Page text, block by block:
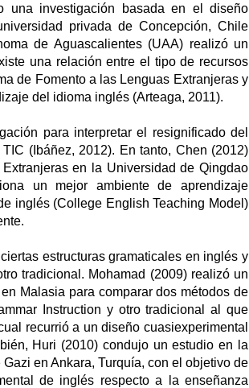
una investigación basada en el diseño
privada de Concepción, Chile
de Aguascalientes (UAA) realizó un
una relación entre el tipo de recursos
de Fomento a las Lenguas Extranjeras y
del idioma inglés (Arteaga, 2011).
para interpretar el resignificado del
(Ibáñez, 2012). En tanto, Chen (2012)
en la Universidad de Qingdao
un mejor ambiente de aprendizaje
inglés (College English Teaching Model)
estructuras gramaticales en inglés y
tradicional. Mohamad (2009) realizó un
Malasia para comparar dos métodos de
Instruction y otro tradicional al que
recurrió a un diseño cuasiexperimental
Huri (2010) condujo un estudio en la
en Ankara, Turquía, con el objetivo de
de inglés respecto a la enseñanza